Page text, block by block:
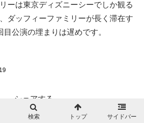
ーは東京ディズニーシーでしか観る
ダッフィーファミリーが長く滞在す
公演の埋まりは遅めです。
シェアする
Facebook はてブ
検索 トップ サイドバー